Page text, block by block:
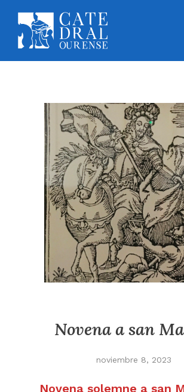
Novena a san
noviembre 8, 2023
Novena solemne a san